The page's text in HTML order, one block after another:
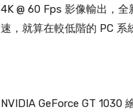
4K @ 60 Fps 影像輸出，
速，就算在較低階的 PC 系
NVIDIA GeForce GT 1030